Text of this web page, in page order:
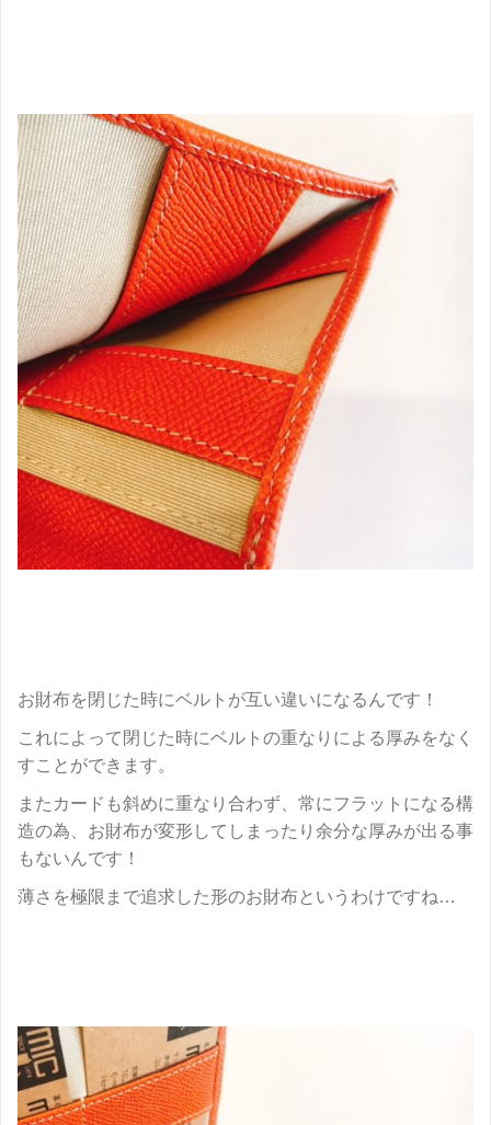
お財布を閉じた時にベルトが互い違いになるんです！
これによって閉じた時にベルトの重なりによる厚みをなく
すことができます。
またカードも斜めに重なり合わず、常にフラットになる構
造の為、お財布が変形してしまったり余分な厚みが出る事
もないんです！
薄さを極限まで追求した形のお財布というわけですね…